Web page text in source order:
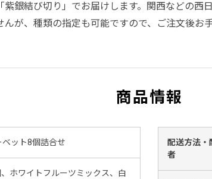
銀結び切り」でお届けします。関西などの西
が、種類の指定も可能ですので、ご注文後お
商品情報
ベット8個詰合せ
ホワイトフルーツミックス、白
配送方法・
者